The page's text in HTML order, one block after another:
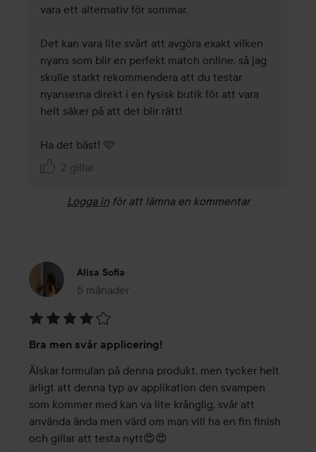
vara ett alternativ för sommar.
Det kan vara lite svårt att avgöra exakt vilken
nyans som blir en perfekt match online, så jag
skulle starkt rekommendera att du testar
nyanserna direkt i en fysisk butik för att vara
helt säker på att det blir rätt!
Ha det bäst! 🩷
2 gillar
Logga in för att lämna en kommentar
Alisa Sofia
5 månader
Inlägget skapades 5 månader
4
av
5
Bra men svår applicering!
Älskar formulan på denna produkt, men tycker helt
ärligt att denna typ av applikation den svampen
som kommer med kan va lite krånglig, svår att
använda ända men värd om man vill ha en fin finish
och gillar att testa nytt😍😍